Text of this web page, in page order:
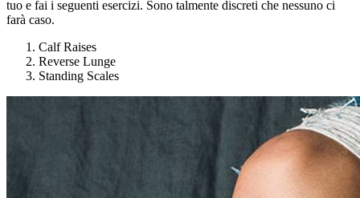
tuo e fai i seguenti esercizi. Sono talmente discreti che nessuno ci
farà caso.
Calf Raises
Reverse Lunge
Standing Scales